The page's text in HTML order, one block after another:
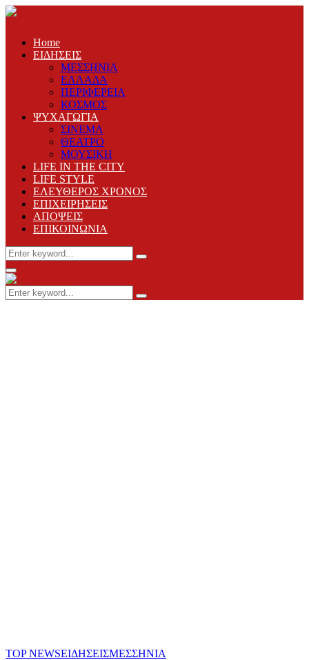
Home
ΕΙΔΗΣΕΙΣ
ΜΕΣΣΗΝΙΑ
ΕΛΛΑΔΑ
ΠΕΡΙΦΕΡΕΙΑ
ΚΟΣΜΟΣ
ΨΥΧΑΓΩΓΙΑ
ΣΙΝΕΜΑ
ΘΕΑΤΡΟ
ΜΟΥΣΙΚΗ
LIFE IN THE CITY
LIFE STYLE
ΕΛΕΥΘΕΡΟΣ ΧΡΟΝΟΣ
ΕΠΙΧΕΙΡΗΣΕΙΣ
ΑΠΟΨΕΙΣ
ΕΠΙΚΟΙΝΩΝΙΑ
Search
for:
Search
Primary
Menu
Search
for:
Search
TOP NEWSΕΙΔΗΣΕΙΣΜΕΣΣΗΝΙΑ